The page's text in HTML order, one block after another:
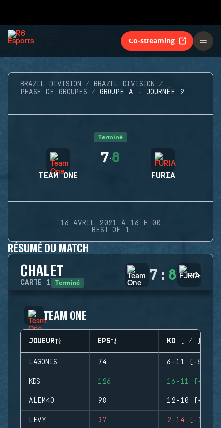
Co-streaming
BRAZIL DIVISION
BRAZIL DIVISION
PHASE DE GROUPES
GROUPE A - JOURNÉE 9
Terminé
TEAM ONE
7:8
FURIA
16 AVRIL 2021 À 16 H 00
BEST OF 1
RÉSUMÉ DU MATCH
CHALET
CARTE 1 Terminé 7 : 8
TEAM ONE
JOUEUR EPS KD (+/-)
LAGONIS 74 6-11 (-5)
KDS 126 16-11 (+5)
ALEM4O 98 12-10 (+2)
LEVY 37 2-14 (-12)